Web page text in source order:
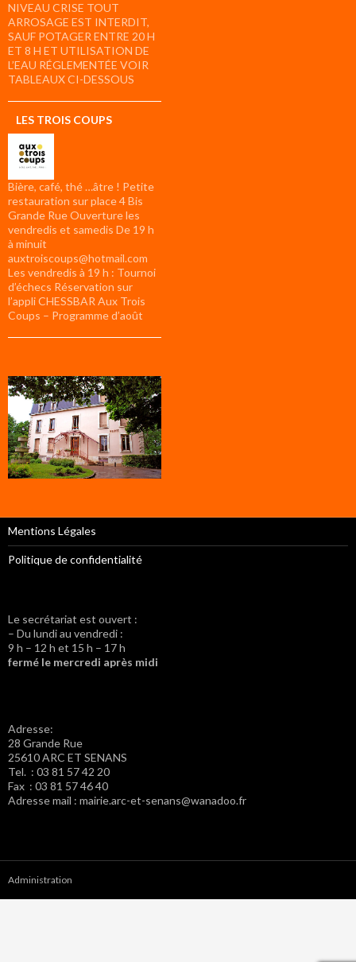
NIVEAU CRISE TOUT
ARROSAGE EST INTERDIT,
SAUF POTAGER ENTRE 20 H
ET 8 H ET UTILISATION DE
L’EAU RÉGLEMENTÉE VOIR
TABLEAUX CI-DESSOUS
LES TROIS COUPS
Bière, café, thé …âtre ! Petite
restauration sur place 4 Bis
Grande Rue Ouverture les
vendredis et samedis De 19 h
à minuit
auxtroiscoups@hotmail.com
Les vendredis à 19 h : Tournoi
d’échecs Réservation sur
l’appli CHESSBAR Aux Trois
Coups – Programme d’août
Mentions Légales
Politique de confidentialité
Le secrétariat est ouvert :
– Du lundi au vendredi :
9 h – 12 h et 15 h – 17 h
fermé le mercredi après midi
Adresse:
28 Grande Rue
25610 ARC ET SENANS
Tel. : 03 81 57 42 20
Fax : 03 81 57 46 40
Adresse mail : mairie.arc-et-senans@wanadoo.fr
Administration